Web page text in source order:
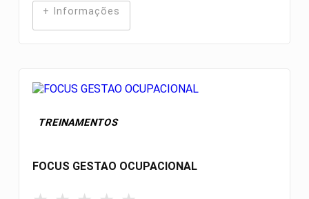
+ Informações
TREINAMENTOS
FOCUS GESTAO OCUPACIONAL